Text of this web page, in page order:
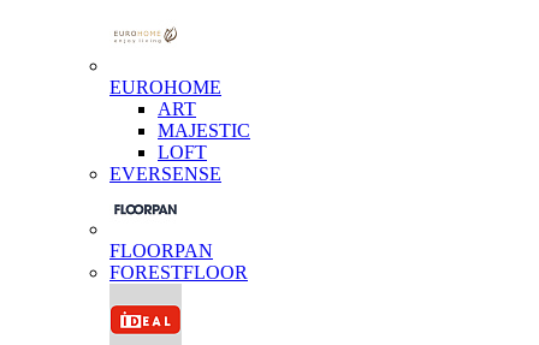
EUROHOME
ART
MAJESTIC
LOFT
EVERSENSE
FLOORPAN
FORESTFLOOR